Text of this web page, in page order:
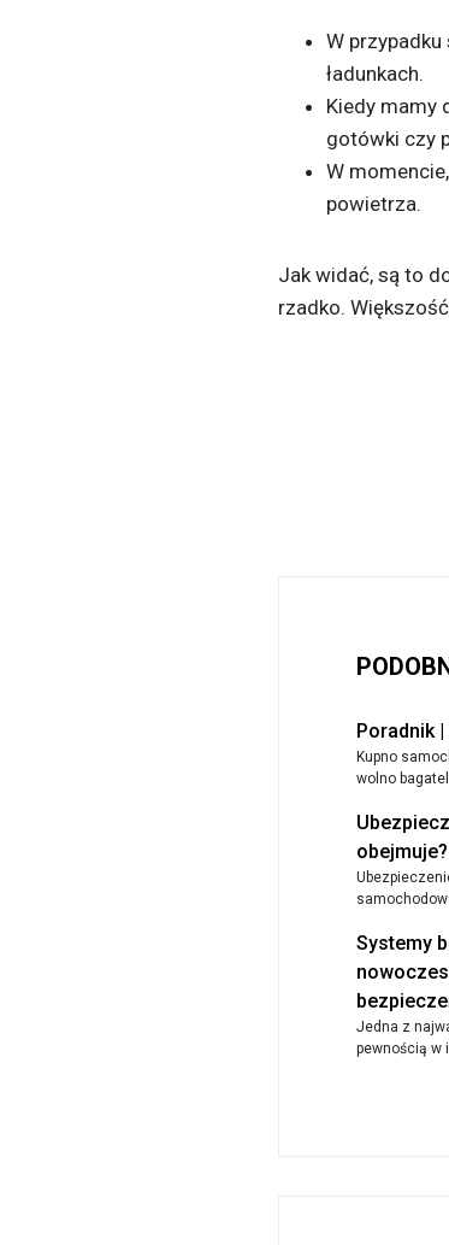
W przypadku
ładunkach.
Kiedy mamy
gotówki czy
W
powietrza.
Jak widać, są to
rzadko.
Poradnik
Kupno
wolno
obejmuje?
Systemy
Jedna z
pewnością w